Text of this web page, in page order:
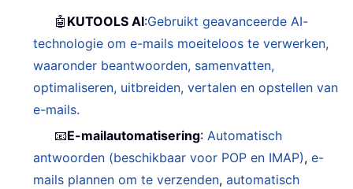
🤖 KUTOOLS AI:Gebruikt geavanceerde AI-
technologie om e-mails moeiteloos te verwerken,
waaronder beantwoorden, samenvatten,
optimaliseren, uitbreiden, vertalen en opstellen van
e-mails.
📧E-mailautomatisering:Automatisch
antwoorden (beschikbaar voor POP en IMAP),e-
mails plannen om te verzenden,automatisch